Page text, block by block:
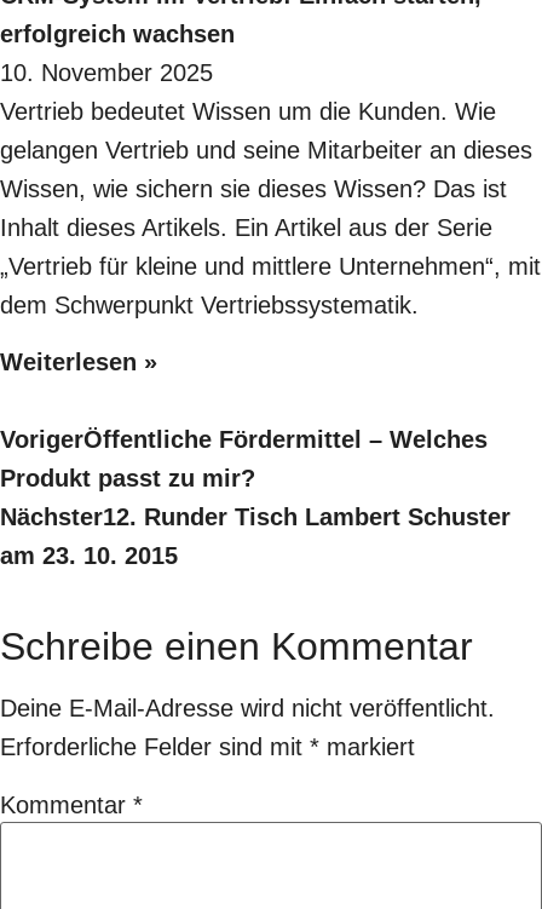
erfolgreich wachsen
10. November 2025
Vertrieb bedeutet Wissen um die Kunden. Wie
gelangen Vertrieb und seine Mitarbeiter an dieses
Wissen, wie sichern sie dieses Wissen? Das ist
Inhalt dieses Artikels. Ein Artikel aus der Serie
„Vertrieb für kleine und mittlere Unternehmen“, mit
dem Schwerpunkt Vertriebssystematik.
Weiterlesen »
VorigerÖffentliche Fördermittel – Welches
Produkt passt zu mir?
Nächster12. Runder Tisch Lambert Schuster
am 23. 10. 2015
Schreibe einen Kommentar
Deine E-Mail-Adresse wird nicht veröffentlicht.
Erforderliche Felder sind mit * markiert
Kommentar *